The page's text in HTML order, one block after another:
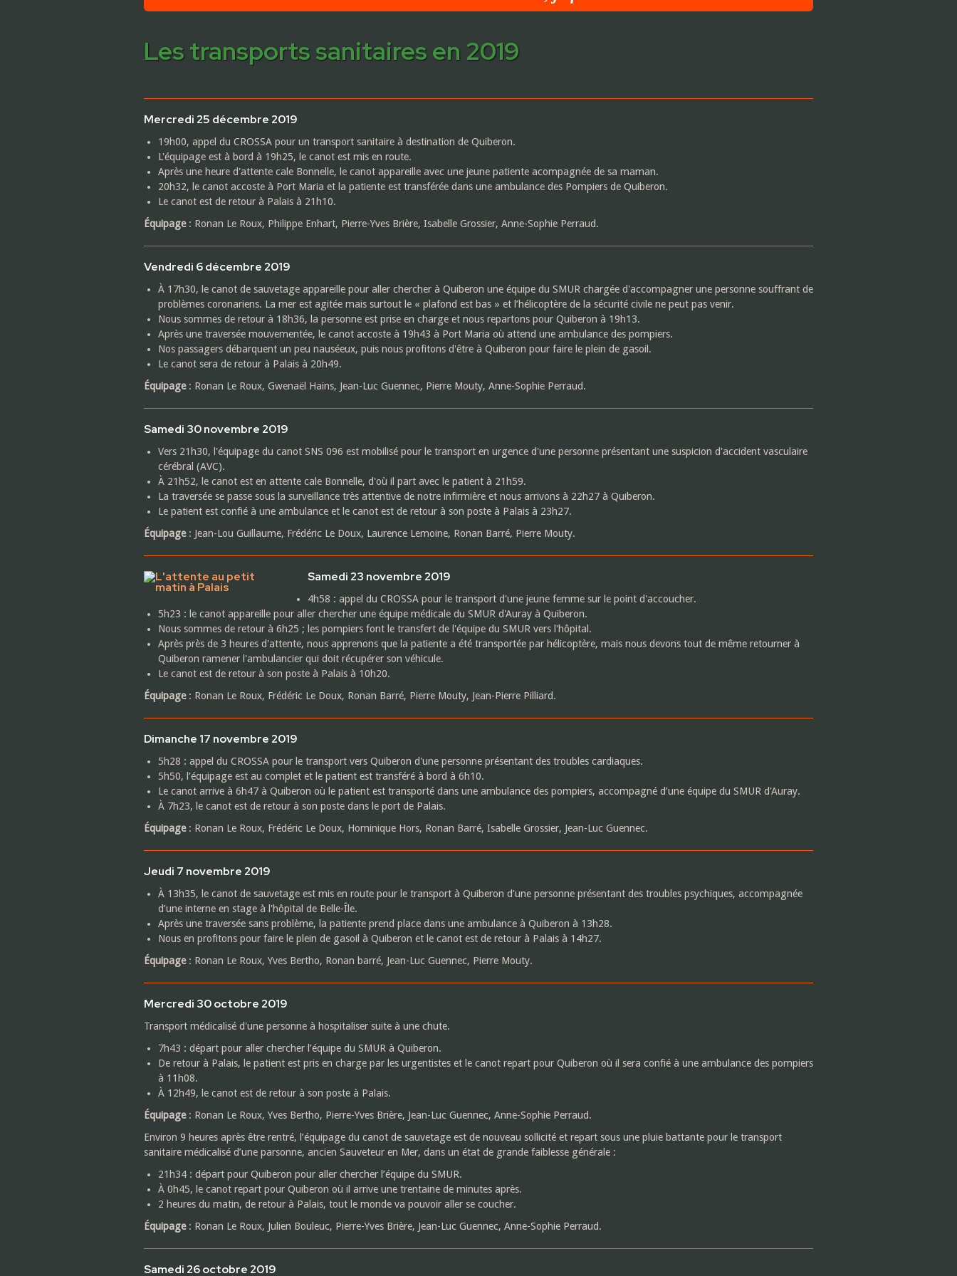
Les transports sanitaires en 2019
Mercredi 25 décembre 2019
19h00, appel du CROSSA pour un transport sanitaire à destination de Quiberon.
L'équipage est à bord à 19h25, le canot est mis en route.
Après une heure d'attente cale Bonnelle, le canot appareille avec une jeune patiente acompagnée de sa maman.
20h32, le canot accoste à Port Maria et la patiente est transférée dans une ambulance des Pompiers de Quiberon.
Le canot est de retour à Palais à 21h10.
Équipage: Ronan Le Roux, Philippe Enhart, Pierre-Yves Brière, Isabelle Grossier, Anne-Sophie Perraud.
Vendredi 6 décembre 2019
À 17h30, le canot de sauvetage appareille pour aller chercher à Quiberon une équipe du SMUR chargée d'accompagner une personne souffrant de
problèmes coronariens. La mer est agitée mais surtout le « plafond est bas » et l’hélicoptère de la sécurité civile ne peut pas venir.
Nous sommes de retour à 18h36, la personne est prise en charge et nous repartons pour Quiberon à 19h13.
Après une traversée mouvementée, le canot accoste à 19h43 à Port Maria où attend une ambulance des pompiers.
Nos passagers débarquent un peu nauséeux, puis nous profitons d'être à Quiberon pour faire le plein de gasoil.
Le canot sera de retour à Palais à 20h49.
Équipage: Ronan Le Roux, Gwenaël Hains, Jean-Luc Guennec, Pierre Mouty, Anne-Sophie Perraud.
Samedi 30 novembre 2019
Vers 21h30, l'équipage du canot SNS 096 est mobilisé pour le transport en urgence d'une personne présentant une suspicion d'accident vasculaire
cérébral (AVC).
À 21h52, le canot est en attente cale Bonnelle, d'où il part avec le patient à 21h59.
La traversée se passe sous la surveillance très attentive de notre infirmière et nous arrivons à 22h27 à Quiberon.
Le patient est confié à une ambulance et le canot est de retour à son poste à Palais à 23h27.
Équipage: Jean-Lou Guillaume, Frédéric Le Doux, Laurence Lemoine, Ronan Barré, Pierre Mouty.
Samedi 23 novembre 2019
4h58 : appel du CROSSA pour le transport d'une jeune femme sur le point d'accoucher.
5h23 : le canot appareille pour aller chercher une équipe médicale du SMUR d'Auray à Quiberon.
Nous sommes de retour à 6h25 ; les pompiers font le transfert de l'équipe du SMUR vers l'hôpital.
Après près de 3 heures d'attente, nous apprenons que la patiente a été transportée par hélicoptère, mais nous devons tout de même retourner à
Quiberon ramener l'ambulancier qui doit récupérer son véhicule.
Le canot est de retour à son poste à Palais à 10h20.
Équipage: Ronan Le Roux, Frédéric Le Doux, Ronan Barré, Pierre Mouty, Jean-Pierre Pilliard.
Dimanche 17 novembre 2019
5h28 : appel du CROSSA pour le transport vers Quiberon d'une personne présentant des troubles cardiaques.
5h50, l’équipage est au complet et le patient est transféré à bord à 6h10.
Le canot arrive à 6h47 à Quiberon où le patient est transporté dans une ambulance des pompiers, accompagné d’une équipe du SMUR d'Auray.
À 7h23, le canot est de retour à son poste dans le port de Palais.
Équipage: Ronan Le Roux, Frédéric Le Doux, Hominique Hors, Ronan Barré, Isabelle Grossier, Jean-Luc Guennec.
Jeudi 7 novembre 2019
À 13h35, le canot de sauvetage est mis en route pour le transport à Quiberon d’une personne présentant des troubles psychiques, accompagnée
d’une interne en stage à l'hôpital de Belle-Île.
Après une traversée sans problème, la patiente prend place dans une ambulance à Quiberon à 13h28.
Nous en profitons pour faire le plein de gasoil à Quiberon et le canot est de retour à Palais à 14h27.
Équipage: Ronan Le Roux, Yves Bertho, Ronan barré, Jean-Luc Guennec, Pierre Mouty.
Mercredi 30 octobre 2019
Transport médicalisé d'une personne à hospitaliser suite à une chute.
7h43 : départ pour aller chercher l’équipe du SMUR à Quiberon.
De retour à Palais, le patient est pris en charge par les urgentistes et le canot repart pour Quiberon où il sera confié à une ambulance des pompiers
à 11h08.
À 12h49, le canot est de retour à son poste à Palais.
Équipage: Ronan Le Roux, Yves Bertho, Pierre-Yves Brière, Jean-Luc Guennec, Anne-Sophie Perraud.
Environ 9 heures après être rentré, l’équipage du canot de sauvetage est de nouveau sollicité et repart sous une pluie battante pour le transport
sanitaire médicalisé d’une parsonne, ancien Sauveteur en Mer, dans un état de grande faiblesse générale :
21h34 : départ pour Quiberon pour aller chercher l’équipe du SMUR.
À 0h45, le canot repart pour Quiberon où il arrive une trentaine de minutes après.
2 heures du matin, de retour à Palais, tout le monde va pouvoir aller se coucher.
Équipage: Ronan Le Roux, Julien Bouleuc, Pierre-Yves Brière, Jean-Luc Guennec, Anne-Sophie Perraud.
Samedi 26 octobre 2019